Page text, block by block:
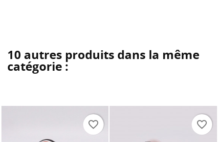
10 autres produits dans la même
catégorie :
favorite_border favorite_border